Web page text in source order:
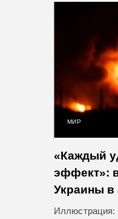
МИР
«Каждый
эффект»:
Украины в
Иллюстрация: